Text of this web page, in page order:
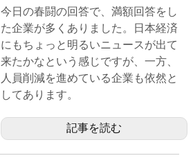
今日の春闘の回答で、満額回答をし
た企業が多くありました。日本経済
にもちょっと明るいニュースが出て
来たかなという感じですが、一方、
人員削減を進めている企業も依然と
してあります。
記事を読む